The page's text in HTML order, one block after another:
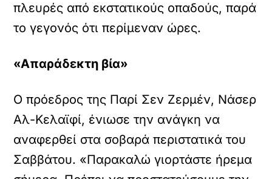
πλευρές από εκστατικούς οπαδούς, παρά
το γεγονός ότι περίμεναν ώρες.
«Απαράδεκτη βία»
Ο πρόεδρος της Παρί Σεν Ζερμέν, Νάσερ
Αλ-Κελαϊφί, ένιωσε την ανάγκη να
αναφερθεί στα σοβαρά περιστατικά του
Σαββάτου. «Παρακαλώ γιορτάστε ήρεμα